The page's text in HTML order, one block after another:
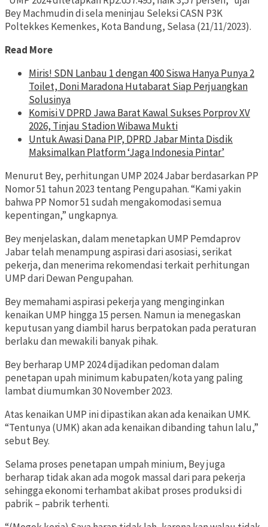
Bey Machmudin di sela meninjau Seleksi CASN P3K
Poltekkes Kemenkes, Kota Bandung, Selasa (21/11/2023).
Read More
Miris! SDN Lanbau 1 dengan 400 Siswa Hanya Punya 2
Toilet, Doni Maradona Hutabarat Siap Perjuangkan
Solusinya
Komisi V DPRD Jawa Barat Kawal Sukses Porprov XV
2026, Tinjau Stadion Wibawa Mukti
Untuk Awasi Dana PIP, DPRD Jabar Minta Disdik
Maksimalkan Platform ‘Jaga Indonesia Pintar’
Menurut Bey, perhitungan UMP 2024 Jabar berdasarkan PP
Nomor 51 tahun 2023 tentang Pengupahan. “Kami yakin
bahwa PP Nomor 51 sudah mengakomodasi semua
kepentingan,” ungkapnya.
Bey menjelaskan, dalam menetapkan UMP Pemdaprov
Jabar telah menampung aspirasi dari asosiasi, serikat
pekerja, dan menerima rekomendasi terkait perhitungan
UMP dari Dewan Pengupahan.
Bey memahami aspirasi pekerja yang menginginkan
kenaikan UMP hingga 15 persen. Namun ia menegaskan
keputusan yang diambil harus berpatokan pada peraturan
berlaku dan mewakili banyak pihak.
Bey berharap UMP 2024 dijadikan pedoman dalam
penetapan upah minimum kabupaten/kota yang paling
lambat diumumkan 30 November 2023.
Atas kenaikan UMP ini dipastikan akan ada kenaikan UMK.
“Tentunya (UMK) akan ada kenaikan dibanding tahun lalu,”
sebut Bey.
Selama proses penetapan umpah minium, Bey juga
berharap tidak akan ada mogok massal dari para pekerja
sehingga ekonomi terhambat akibat proses produksi di
pabrik – pabrik terhenti.